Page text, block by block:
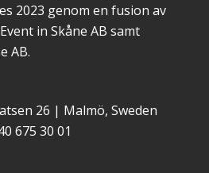
2023 genom en fusion av
in Skåne AB samt
AB.
26 | Malmö, Sweden
675 30 01